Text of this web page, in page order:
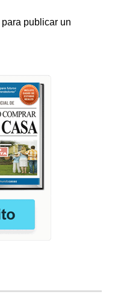
para publicar un